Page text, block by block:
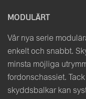
MODULÄRT
Vår nya serie
enkelt och snabbt.
minsta möjliga
fordonschassiet.
skyddsbalkar kan